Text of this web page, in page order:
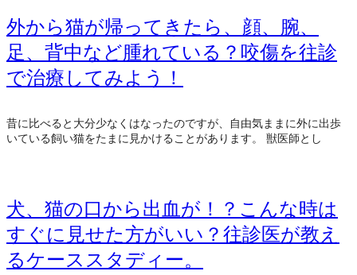
外から猫が帰ってきたら、顔、腕、
足、背中など腫れている？咬傷を往診
で治療してみよう！
昔に比べると大分少なくはなったのですが、自由気ままに外に出歩
いている飼い猫をたまに見かけることがあります。 獣医師とし
犬、猫の口から出血が！？こんな時は
すぐに見せた方がいい？往診医が教え
るケーススタディー。